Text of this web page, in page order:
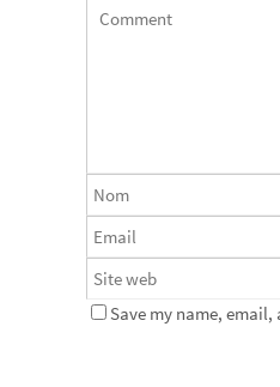
Save my name,